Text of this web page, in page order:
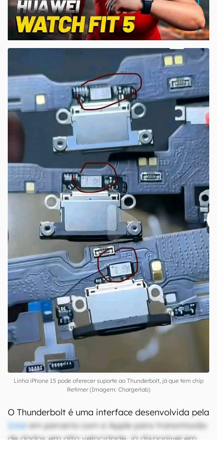
00:00/04:51
Linha iPhone 15 pode oferecer suporte ao Thunderbolt, já que tem chip
Retimer (Imagem: Chargerlab)
O Thunderbolt é uma interface desenvolvida pela
Intelem parceria com a Apple para transmissão
de dados em alta velocidade, já disponível em